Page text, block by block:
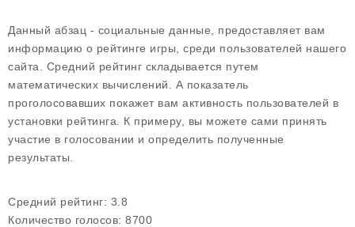
Данный абзац - социальные данные, предоставляет вам
информацию о рейтинге игры, среди пользователей нашего
сайта. Средний рейтинг складывается путем
математических вычислений. А показатель
проголосовавших покажет вам активность пользователей в
установки рейтинга. К примеру, вы можете сами принять
участие в голосовании и определить полученные
результаты.
Средний рейтинг: 3.8
Количество голосов: 8700